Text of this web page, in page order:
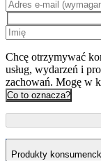
Chcę otrzymywać
usług, wydarzeń i
zachowań. Mogę w
Co to oznacza?
Produkty